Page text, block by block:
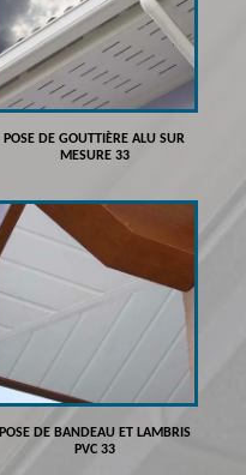
POSE DE GOUTTIÈRE ALU SUR
MESURE 33
POSE DE BANDEAU ET LAMBRIS
PVC 33